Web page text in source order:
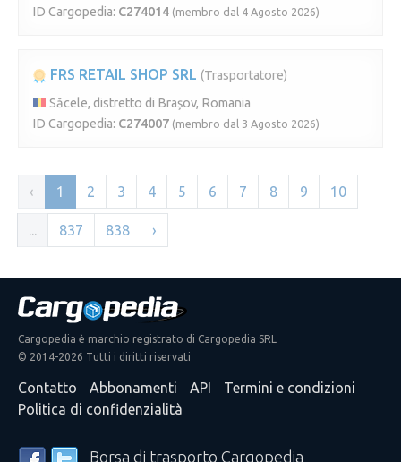
ID Cargopedia: C274014 (membro dal 4 Agosto 2026)
FRS RETAIL SHOP SRL (Trasportatore)
Săcele, distretto di Brașov, Romania
ID Cargopedia: C274007 (membro dal 3 Agosto 2026)
‹ 1 2 3 4 5 6 7 8 9 10
... 837 838 ›
Cargopedia è marchio registrato di Cargopedia SRL
© 2014-2026 Tutti i diritti riservati
Contatto Abbonamenti API
Termini e condizioni
Politica di confidenzialità
Borsa di trasporto Cargopedia